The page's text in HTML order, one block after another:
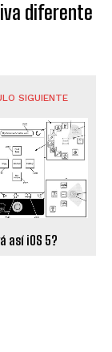
diferente
SIGUIENTE
así iOS 5?